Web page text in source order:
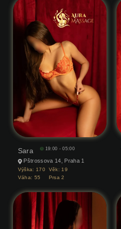
Sara 19:00 - 05:00
Pštrossova 14, Praha 1
Výška: 170
Váha: 55
Věk: 19
Prsa2